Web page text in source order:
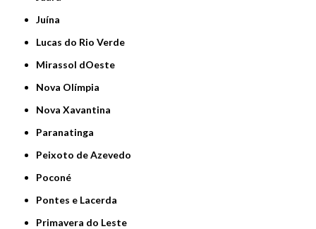
Juína
Lucas do Rio Verde
Mirassol dOeste
Nova Olímpia
Nova Xavantina
Paranatinga
Peixoto de Azevedo
Poconé
Pontes e Lacerda
Primavera do Leste